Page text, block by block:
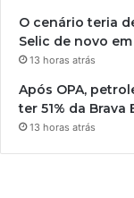
O cenário teria
Selic de novo
13 horas atrás
Após OPA,
ter 51% da Brava
13 horas atrás